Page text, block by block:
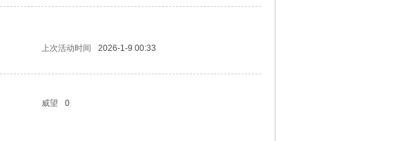
上次活动时间
2026-1-9 00:33
威望
0